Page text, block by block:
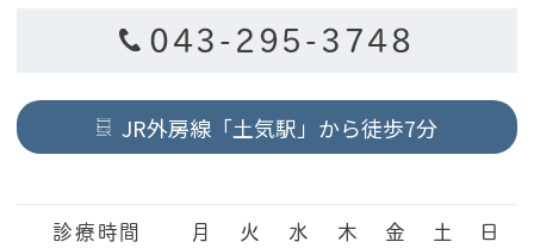
043-295-3748
JR外房線「土気駅」から徒歩7分
診療時間 月 火 水 木 金 土 日